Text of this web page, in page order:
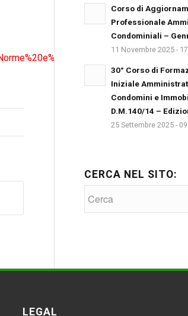
2014/12/Circolare-
Corso di
Professionale
Condominiali –
11 Novembre 2025 -
30° Corso di
Iniziale
Condomini e
D.M.140/14 –
25 Settembre 2025 -
CERCA NEL SITO:
LEGAL